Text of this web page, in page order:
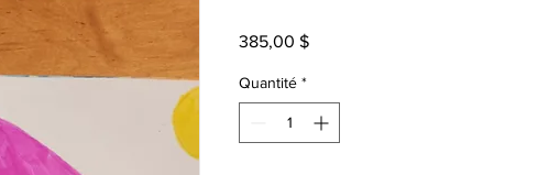
385,00 $Prix
Quantité *